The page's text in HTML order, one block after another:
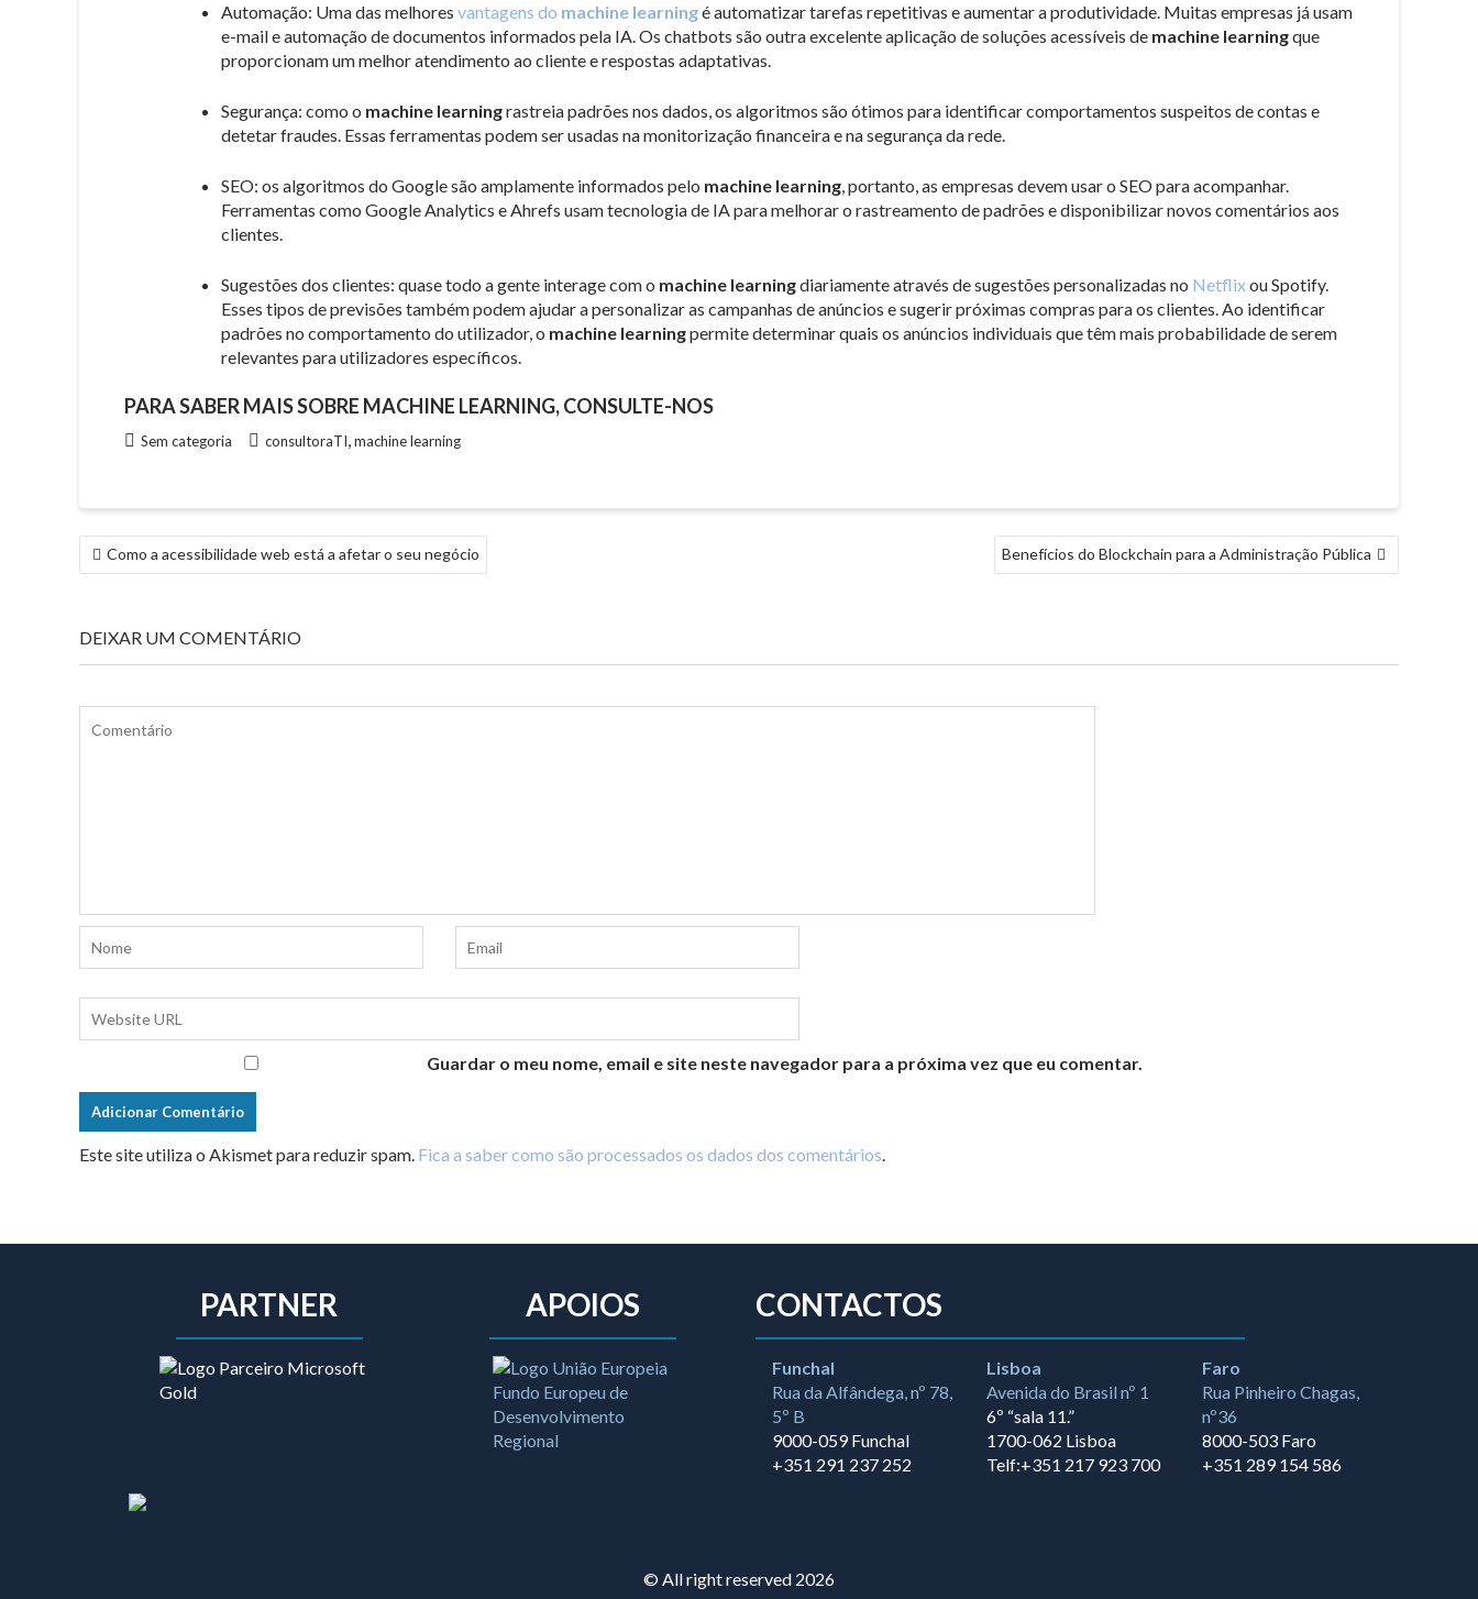
Automação: Uma das melhores vantagens do machine learningé automatizar tarefas repetitivas e aumentar a produtividade. Muitas empresas já usam
e-mail e automação de documentos informados pela IA. Os chatbots são outra excelente aplicação de soluções acessíveis de machine learningque
proporcionam um melhor atendimento ao cliente e respostas adaptativas.
Segurança: como o machine learningrastreia padrões nos dados, os algoritmos são ótimos para identificar comportamentos suspeitos de contas e
detetar fraudes. Essas ferramentas podem ser usadas na monitorização financeira e na segurança da rede.
SEO: os algoritmos do Google são amplamente informados pelo machine learning, portanto, as empresas devem usar o SEO para acompanhar.
Ferramentas como Google Analytics e Ahrefs usam tecnologia de IA para melhorar o rastreamento de padrões e disponibilizar novos comentários aos
clientes.
Sugestões dos clientes: quase todo a gente interage com o machine learningdiariamente através de sugestões personalizadas no Netflixou Spotify.
Esses tipos de previsões também podem ajudar a personalizar as campanhas de anúncios e sugerir próximas compras para os clientes. Ao identificar
padrões no comportamento do utilizador, o machine learningpermite determinar quais os anúncios individuais que têm mais probabilidade de serem
relevantes para utilizadores específicos.
PARA SABER MAIS SOBRE MACHINE LEARNING, CONSULTE-NOS
Sem categoria consultoraTI,machine learning
NAVEGAÇÃO
DE
Como a acessibilidade web está a afetar o seu negócio Benefícios do Blockchain para a Administração Pública
DEIXAR UM COMENTÁRIO
Guardar o meu nome, email e site neste navegador para a próxima vez que eu comentar.
Este site utiliza o Akismet para reduzir spam. Fica a saber como são processados os dados dos comentários.
PARTNER APOIOS CONTACTOS
Funchal
Rua da Alfândega, nº 78,
5º B
9000-059 Funchal
+351 291 237 252
Lisboa
Avenida do Brasil nº 1
6º “sala 11.”
1700-062 Lisboa
Telf:+351 217 923 700
Faro
Rua Pinheiro Chagas,
nº36
8000-503 Faro
+351 289 154 586
© All right reserved 2026